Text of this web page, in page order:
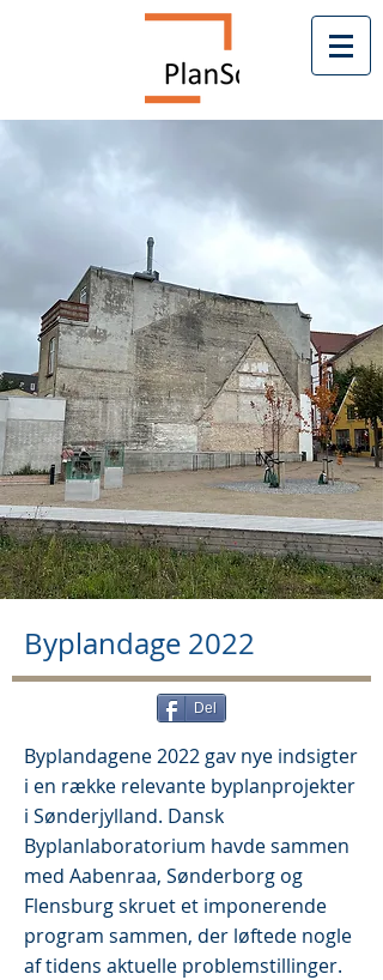
Byplandage 2022
Del
Byplandagene 2022 gav nye indsigter
i en række relevante byplanprojekter
i Sønderjylland. Dansk
Byplanlaboratorium havde sammen
med Aabenraa, Sønderborg og
Flensburg skruet et imponerende
program sammen, der løftede nogle
af tidens aktuelle problemstillinger.